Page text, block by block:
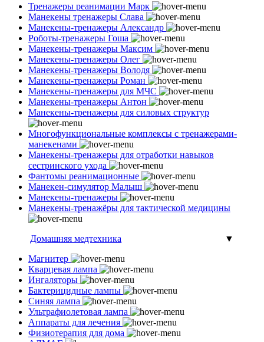
Тренажеры реанимации Марк
Манекены тренажеры Слава
Манекены-тренажеры Александр
Роботы-тренажеры Гоша
Манекены-тренажеры Максим
Манекены-тренажеры Олег
Манекены-тренажеры Володя
Манекены-тренажеры Роман
Манекены-тренажеры для МЧС
Манекены-тренажеры Антон
Манекены-тренажеры для силовых структур
Многофункциональные комплексы с тренажерами-
манекенами
Манекены-тренажеры для отработки навыков
сестринского ухода
Фантомы реанимационные
Манекен-симулятор Малыш
Манекены-тренажеры
Манекены-тренажёры для тактической медицины
Домашняя медтехника
▼
Магнитер
Кварцевая лампа
Ингаляторы
Бактерицидные лампы
Синяя лампа
Ультрафиолетовая лампа
Аппараты для лечения
Физиотерапия для дома